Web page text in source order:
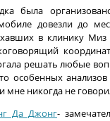
была
довезли до
в клинику Миз
решать любые
особенных
мне никогда не
Да Джонг-